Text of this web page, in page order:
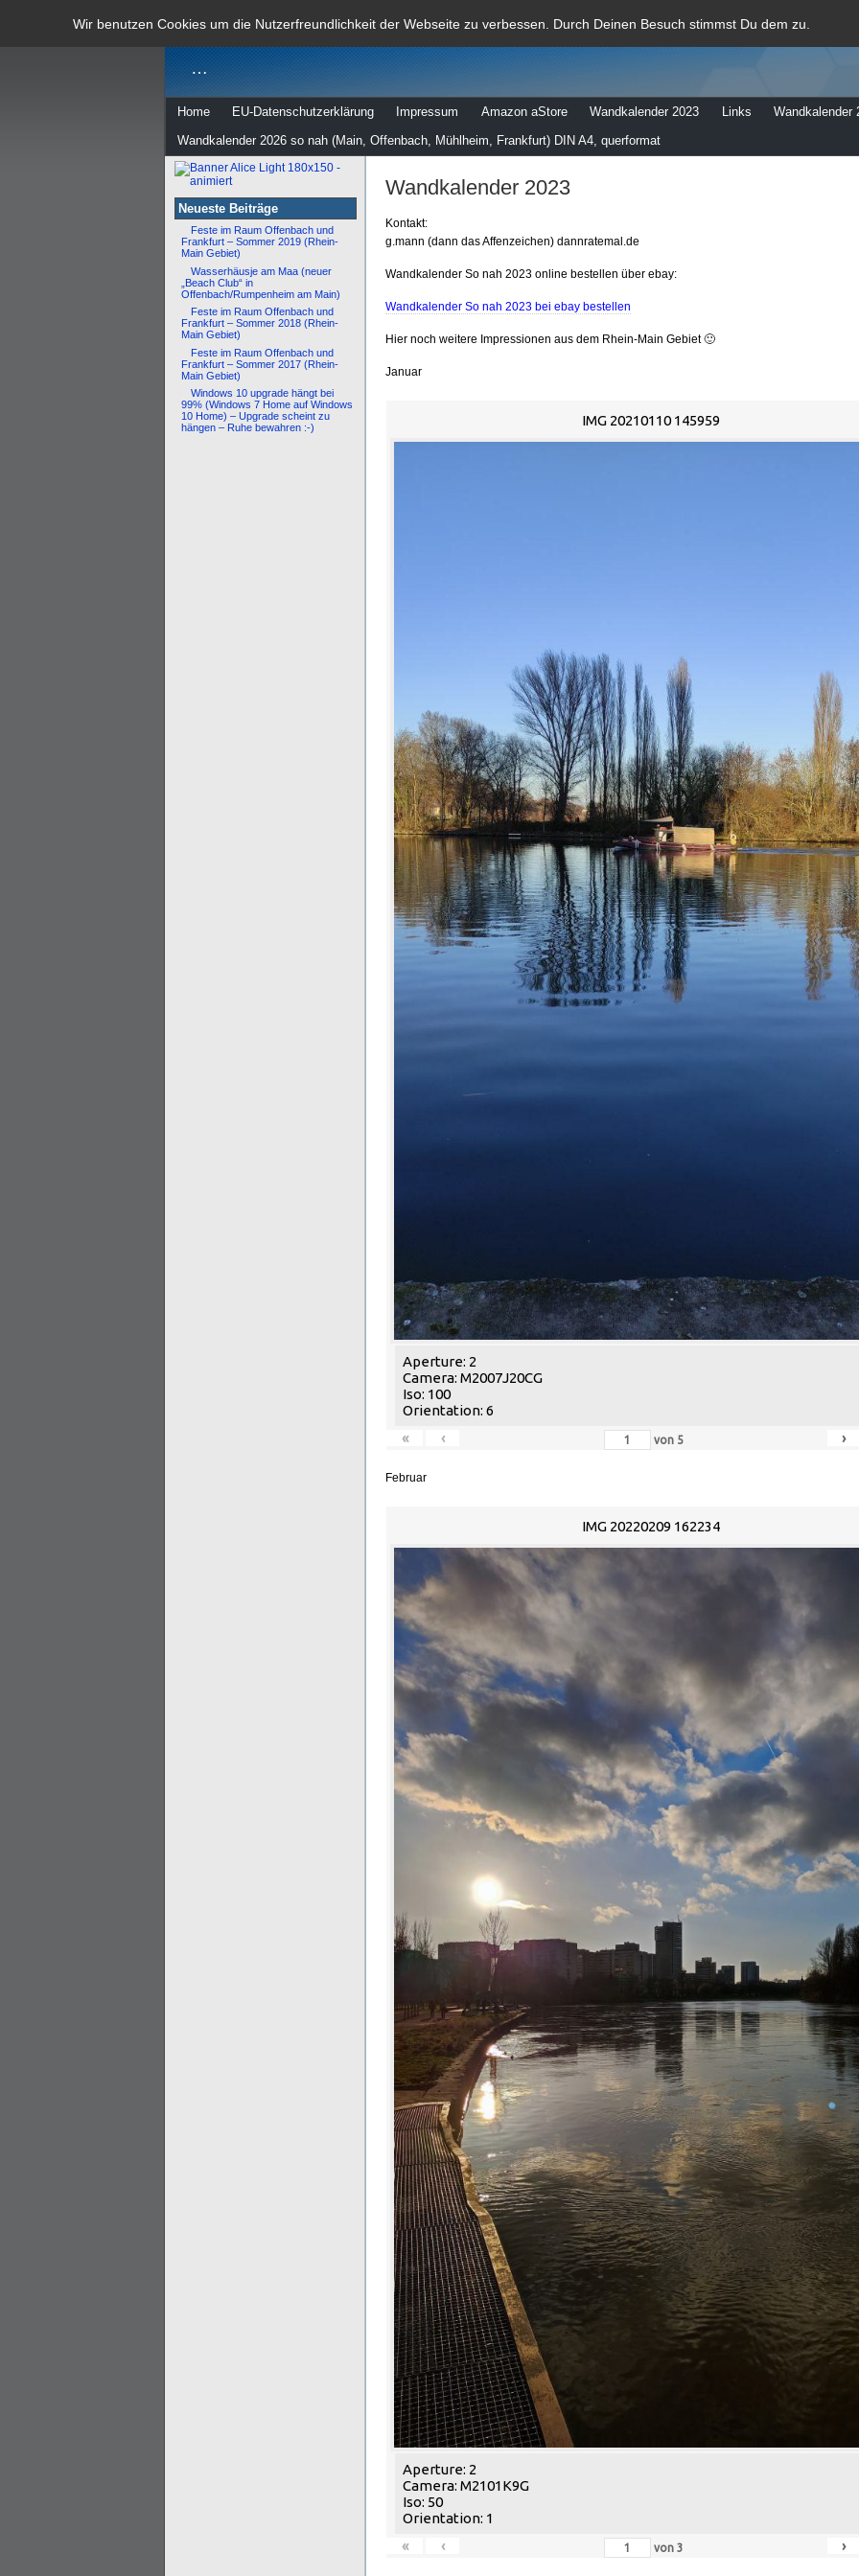
Wir benutzen Cookies um die Nutzerfreundlichkeit der Webseite zu verbessen. Durch Deinen Besuch stimmst Du dem zu.
dann rate mal
…
Home EU-Datenschutzerklärung Impressum Amazon aStore Wandkalender 2023 Links
Wandkalender
Wandkalender 2026 so nah (Main, Offenbach, Mühlheim, Frankfurt) DIN A4, querformat
Neueste Beiträge
Feste im Raum Offenbach und
Frankfurt – Sommer 2019 (Rhein-
Main Gebiet)
Wasserhäusje am Maa (neuer
„Beach Club“ in
Offenbach/Rumpenheim am Main)
Feste im Raum Offenbach und
Frankfurt – Sommer 2018 (Rhein-
Main Gebiet)
Feste im Raum Offenbach und
Frankfurt – Sommer 2017 (Rhein-
Main Gebiet)
Windows 10 upgrade hängt bei
99% (Windows 7 Home auf Windows
10 Home) – Upgrade scheint zu
hängen – Ruhe bewahren :-)
Wandkalender 2023
Kontakt:
g.mann (dann das Affenzeichen) dannratemal.de
Wandkalender So nah 2023 online bestellen über ebay:
Wandkalender So nah 2023 bei ebay bestellen
Hier noch weitere Impressionen aus dem Rhein-Main Gebiet 🙂
Januar
IMG 20210110 145959
Aperture: 2
Camera: M2007J20CG
Iso: 100
Orientation: 6
«
‹ von 5 ›
Februar
IMG 20220209 162234
Aperture: 2
Camera: M2101K9G
Iso: 50
Orientation: 1
«
‹ von 3 ›